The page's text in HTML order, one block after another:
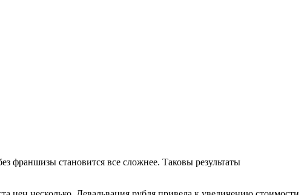
франшизы становится все сложнее. Таковы результаты